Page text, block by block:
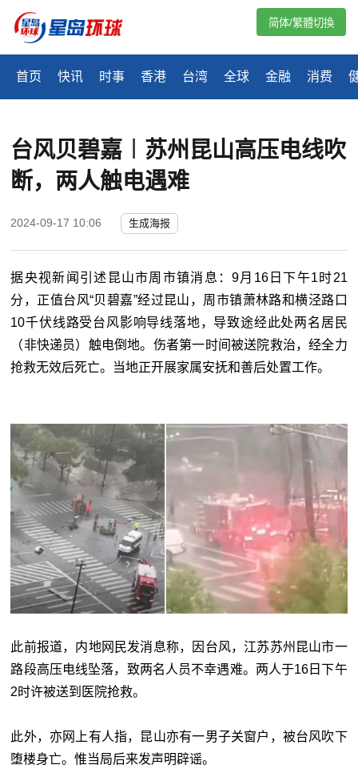
首页 快讯 时事 香港 台湾 全球 金融 消费
简体/繁體切換
台风贝碧嘉︱苏州昆山高压电线吹
断，两人触电遇难
2024-09-17 10:06 生成海报
据央视新闻引述昆山市周市镇消息：9月 16日下午1 时21
分，正值台风“贝碧嘉”经过昆山，周市镇萧林路和横泾路口
10千伏线路受台风影响导线落地，导致途经此处两名居民
（非快递员）触电倒地。伤者第一时间被送院救治，经全力
抢救无效后死亡。当地正开展家属安抚和善后处置工作。
此前报道，内地网民发消息称，因台风，江苏苏州昆山市一
路段高压电线坠落，致两名人员不幸遇难。两人于16日下午
2时许被送到医院抢救。
此外，亦网上有人指，昆山亦有一男子关窗户，被台风吹下
堕楼身亡。惟当局后来发声明辟谣。